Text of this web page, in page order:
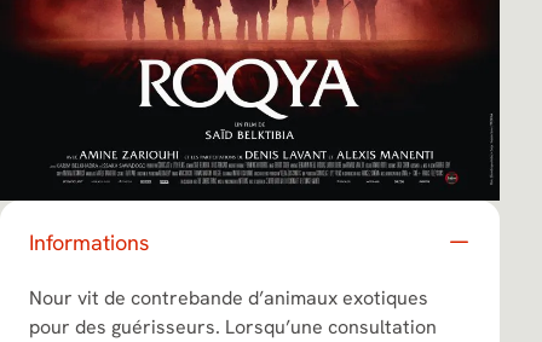
Informations
Nour vit de contrebande d’animaux exotiques
pour des guérisseurs. Lorsqu’une consultation